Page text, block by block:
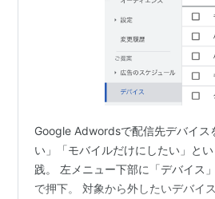
Google Adwordsで配信先デバイス
い」「モバイルだけにしたい」と
践。 左メニュー下部に「デバイス
で押下。 対象から外したいデバイ